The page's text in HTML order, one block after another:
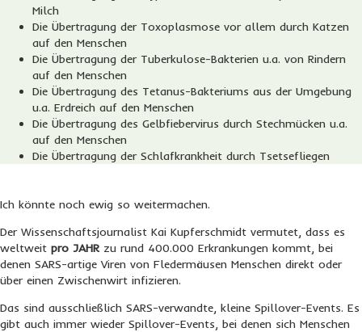
Milch
Die Übertragung der Toxoplasmose vor allem durch Katzen
auf den Menschen
Die Übertragung der Tuberkulose-Bakterien u.a. von Rindern
auf den Menschen
Die Übertragung des Tetanus-Bakteriums aus der Umgebung
u.a. Erdreich auf den Menschen
Die Übertragung des Gelbfiebervirus durch Stechmücken u.a.
auf den Menschen
Die Übertragung der Schlafkrankheit durch Tsetsefliegen
Ich könnte noch ewig so weitermachen.
Der Wissenschaftsjournalist Kai Kupferschmidt vermutet, dass es
weltweit pro JAHR zu rund 400.000 Erkrankungen kommt, bei
denen SARS-artige Viren von Fledermäusen Menschen direkt oder
über einen Zwischenwirt infizieren.
Das sind ausschließlich SARS-verwandte, kleine Spillover-Events. Es
gibt auch immer wieder Spillover-Events, bei denen sich Menschen